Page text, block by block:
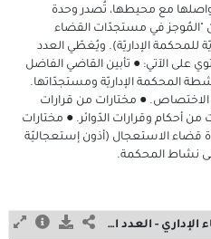
مع محيطها، تُصدر وحدة
والإعلام العدد الثّاني (2) من "المُوجز في مستجدّات القضاء
للمحكمة الإداريّة). ويُغطّي العدد
على الآتي: ● تأبين القاضي الفاضل
المحكمة الإداريّة ومستجدّاتها.
● مختارات من قرارات
أحكام وقرارات الدّوائر. ● مختارات
قضاء الاستعجال (أذون إستعجاليّة
نشاط المحكمة.
الموجز في مستجدّات القضاء الإداري - العدد الثّاني - أفريل 2026